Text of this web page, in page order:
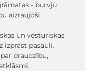
- burvju
aizraujoši
un vēsturiskās
izprast pasauli.
draudzību,